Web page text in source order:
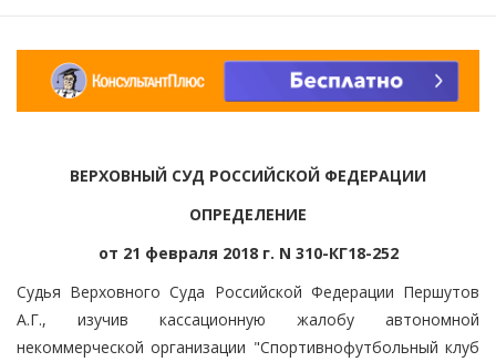
ВЕРХОВНЫЙ СУД РОССИЙСКОЙ ФЕДЕРАЦИИ
ОПРЕДЕЛЕНИЕ
от 21 февраля 2018 г. N 310-КГ18-252
Судья Верховного Суда Российской Федерации Першутов
А.Г., изучив кассационную жалобу автономной
некоммерческой организации "Спортивнофутбольный клуб